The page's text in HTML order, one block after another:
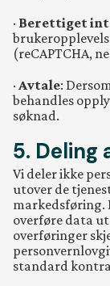
· Berettiget
(reCAPTCHA,
· Avtale:
behandles
søknad.
5. Deling
Vi deler ikke
utover de
markedsføring.
overføre data
overføringer
standard